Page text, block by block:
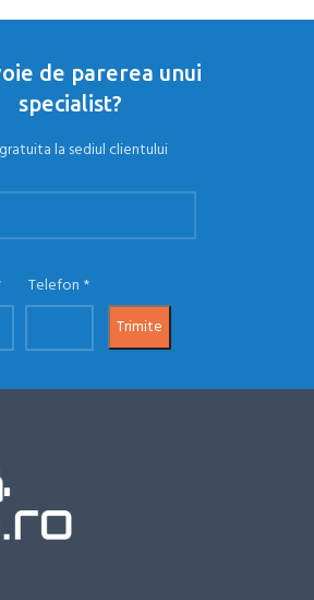
de parerea unui
specialist?
la sediul clientului
Telefon